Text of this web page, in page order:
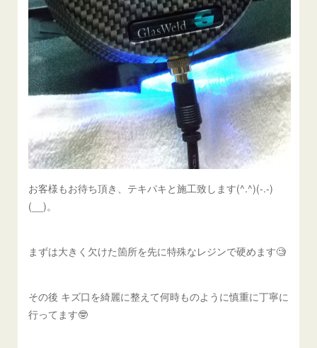
お客様もお待ち頂き、テキパキと施工致します(^.^)(-.-)
(__)。
まずは大きく欠けた箇所を先に特殊なレジンで硬めます🧐
その後 キズ口を綺麗に整えて何時ものように慎重に丁寧に
行ってます🤓